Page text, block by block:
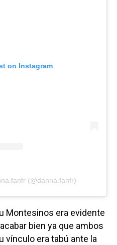
on Instagram
(@danna.fanfr)
Montesinos era evidente
bien ya que ambos
vínculo era tabú ante la